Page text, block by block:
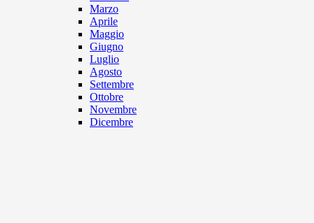
Marzo
Aprile
Maggio
Giugno
Luglio
Agosto
Settembre
Ottobre
Novembre
Dicembre